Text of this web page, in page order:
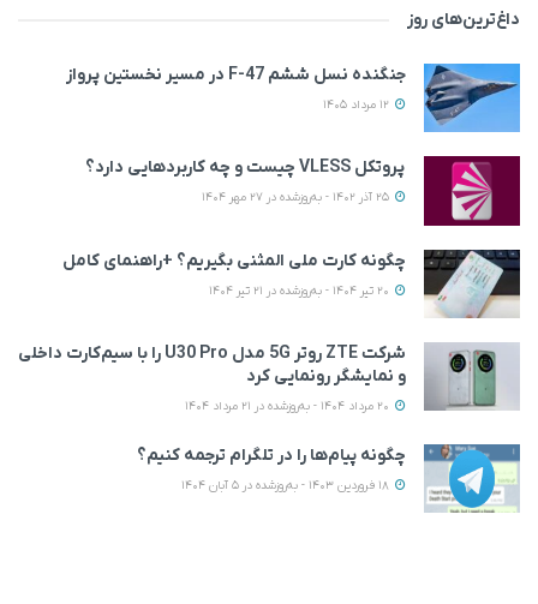
داغ‌ترین‌های روز
جنگنده نسل ششم F-47 در مسیر نخستین پرواز
پروتکل VLESS چیست و چه کاربردهایی دارد؟
چگونه کارت ملی المثنی بگیریم؟ +راهنمای کامل
شرکت ZTE روتر 5G مدل U30 Pro را با سیم‌کارت داخلی
و نمایشگر رونمایی کرد
چگونه پیام‌ها را در تلگرام ترجمه کنیم؟